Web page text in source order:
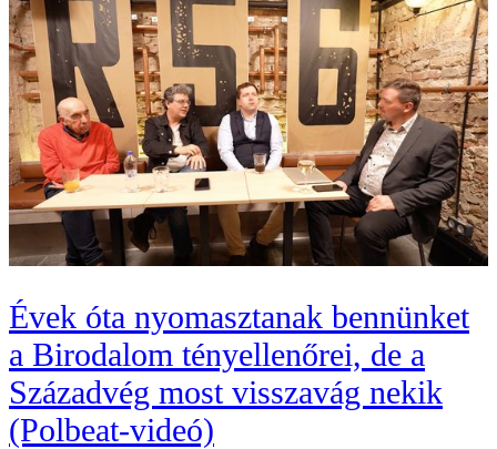
Évek óta nyomasztanak bennünket
a Birodalom tényellenőrei, de a
Századvég most visszavág nekik
(Polbeat-videó)